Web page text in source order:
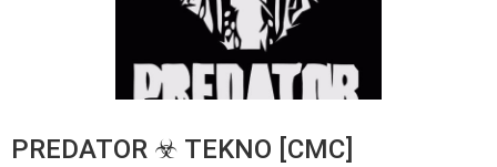
PREDATOR ☣ TEKNO [CMC]